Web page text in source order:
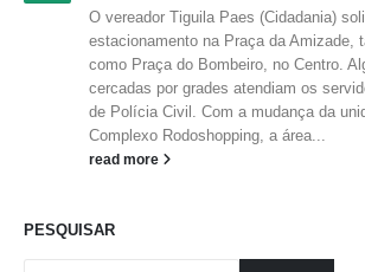
O vereador Tiguila Paes (Cidadania)
estacionamento na Praça da Amizade,
como Praça do Bombeiro, no Centro.
cercadas por grades atendiam os
de Polícia Civil. Com a mudança da
Complexo Rodoshopping, a área...
read more
PESQUISAR